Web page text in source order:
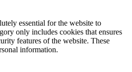
essential for the website to
only includes cookies that ensures
features of the website. These
information.